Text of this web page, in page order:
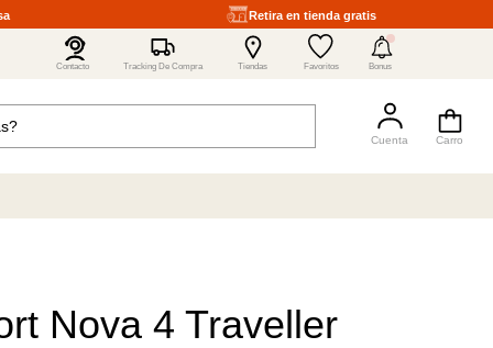
Retira en tienda gratis
Contacto Tracking De Compra Tiendas Favoritos
4
Bonus
Nova 4 Traveller